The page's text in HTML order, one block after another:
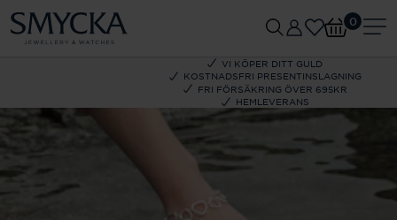
VI KÖPER DITT GULD
KOSTNADSFRI PRESENTINSLAGNING
FRI FÖRSÄKRING ÖVER 695KR
HEMLEVERANS
0